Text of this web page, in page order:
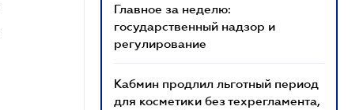
Главное за неделю:
государственный надзор и
регулирование
Кабмин продлил льготный период
для косметики без техрегламента,